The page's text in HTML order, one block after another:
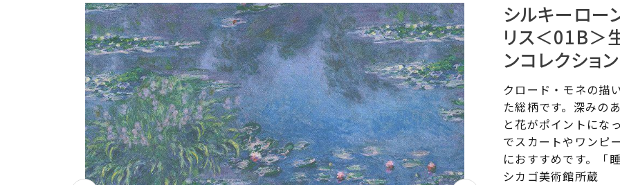
シルキーロー
リス＜01B＞
ンコレクション
クロード・モネの描
た総柄です。深みの
と花がポイントにな
でスカートやワンピ
におすすめです。「
シカゴ美術館所蔵